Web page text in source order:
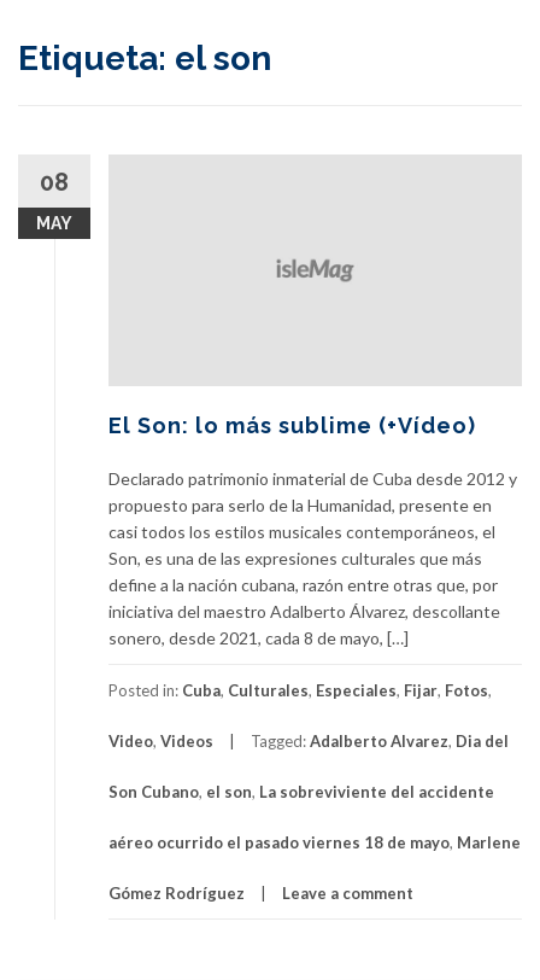
Etiqueta: el son
08
MAY
El Son: lo más sublime (+Vídeo)
Declarado patrimonio inmaterial de Cuba desde 2012 y
propuesto para serlo de la Humanidad, presente en
casi todos los estilos musicales contemporáneos, el
Son, es una de las expresiones culturales que más
define a la nación cubana, razón entre otras que, por
iniciativa del maestro Adalberto Álvarez, descollante
sonero, desde 2021, cada 8 de mayo, […]
Posted in: Cuba, Culturales, Especiales, Fijar, Fotos,
Video, Videos Tagged:Adalberto Alvarez, Dia del
Son Cubano, el son, La sobreviviente del accidente
aéreo ocurrido el pasado viernes 18 de mayo, Marlene
Gómez Rodríguez Leave a comment